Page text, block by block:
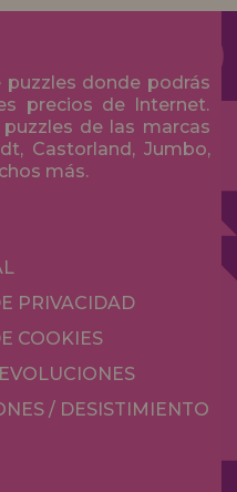
puzzles donde podrás
precios de Internet.
de las marcas
Castorland, Jumbo,
más.
PRIVACIDAD
COOKIES
/ DESISTIMIENTO